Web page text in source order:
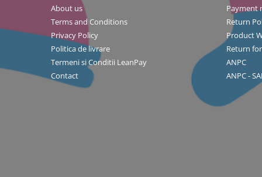
About us
Terms and Conditions
Privacy Policy
Politica de livrare
Termeni si Conditii LeanPay
Contact
Payment
Return
Product
Return
ANPC
ANPC -